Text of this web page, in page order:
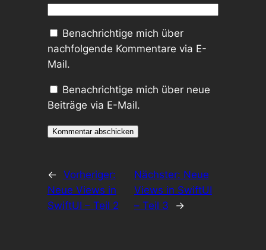
Benachrichtige mich über
nachfolgende Kommentare via E-
Mail.
Benachrichtige mich über neue
Beiträge via E-Mail.
←
Vorheriger:
Neue Views in
SwiftUI – Teil 2
Nächster: Neue
Views in SwiftUI
– Teil 3
→